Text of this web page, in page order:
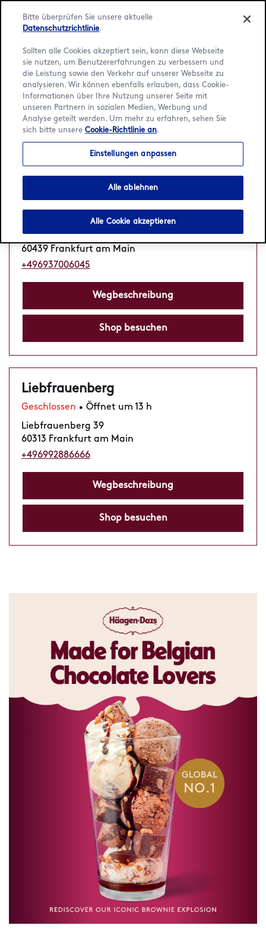
Language:English Deutsch
Startseite / Standortsuche / Frankfurt am Main
2 Häagen-Dazs Cafés in
Frankfurt am Main
Nordwest Center - Frankfurt
Öffnet um 10 h
Limescorso 8
60439 Frankfurt am Main
+496937006045
Wegbeschreibung
Shop besuchen
Liebfrauenberg
Geschlossen • Öffnet um 13 h
Liebfrauenberg 39
60313 Frankfurt am Main
+496992886666
Wegbeschreibung
Shop besuchen
Bitte überprüfen Sie unsere aktuelle
Datenschutzrichtlinie.
Sollten alle Cookies akzeptiert sein, kann diese Webseite
sie nutzen, um Benutzererfahrungen zu verbessern und
die Leistung sowie den Verkehr auf unserer Webseite zu
analysieren. Wir können ebenfalls erlauben, dass Cookie-
Informationen über Ihre Nutzung unserer Seite mit
unseren Partnern in sozialen Medien, Werbung und
Analyse geteilt werden. Um mehr zu erfahren, sehen Sie
sich bitte unsereCookie-Richtlinie an.
Einstellungen anpassen
Alle ablehnen
Alle Cookie akzeptieren